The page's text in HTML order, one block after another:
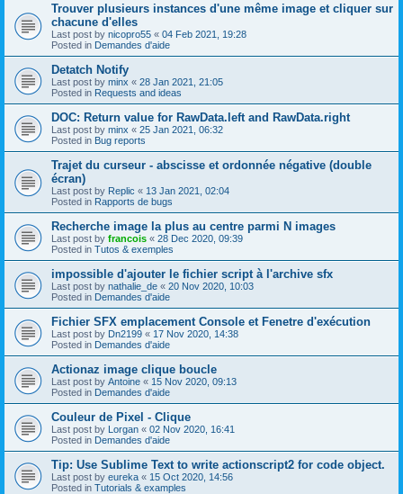
Trouver plusieurs instances d'une même image et cliquer sur
chacune d'elles
Last post by nicopro55 « 04 Feb 2021, 19:28
Posted in Demandes d'aide
Detatch Notify
Last post by minx « 28 Jan 2021, 21:05
Posted in Requests and ideas
DOC: Return value for RawData.left and RawData.right
Last post by minx « 25 Jan 2021, 06:32
Posted in Bug reports
Trajet du curseur - abscisse et ordonnée négative (double
écran)
Last post by Replic « 13 Jan 2021, 02:04
Posted in Rapports de bugs
Recherche image la plus au centre parmi N images
Last post by francois « 28 Dec 2020, 09:39
Posted in Tutos & exemples
impossible d'ajouter le fichier script à l'archive sfx
Last post by nathalie_de « 20 Nov 2020, 10:03
Posted in Demandes d'aide
Fichier SFX emplacement Console et Fenetre d'exécution
Last post by Dn2199 « 17 Nov 2020, 14:38
Posted in Demandes d'aide
Actionaz image clique boucle
Last post by Antoine « 15 Nov 2020, 09:13
Posted in Demandes d'aide
Couleur de Pixel - Clique
Last post by Lorgan « 02 Nov 2020, 16:41
Posted in Demandes d'aide
Tip: Use Sublime Text to write actionscript2 for code object.
Last post by eureka « 15 Oct 2020, 14:56
Posted in Tutorials & examples